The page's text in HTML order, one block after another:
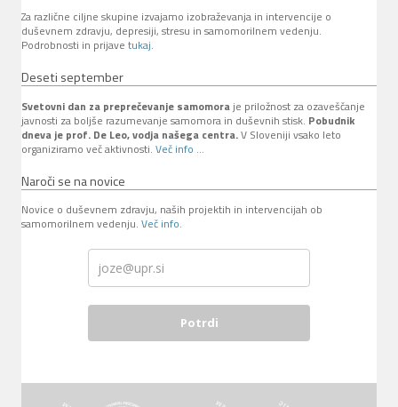
Za različne ciljne skupine izvajamo izobraževanja in intervencije o
duševnem zdravju, depresiji, stresu in samomorilnem vedenju.
Podrobnosti in prijave tukaj.
Deseti september
Svetovni dan za preprečevanje samomora je priložnost za ozaveščanje
javnosti za boljše razumevanje samomora in duševnih stisk. Pobudnik
dneva je prof. De Leo, vodja našega centra.V Sloveniji vsako leto
organiziramo več aktivnosti. Več info ...
Naroči se na novice
Novice o duševnem zdravju, naših projektih in intervencijah ob
samomorilnem vedenju. Več info.
Potrdi